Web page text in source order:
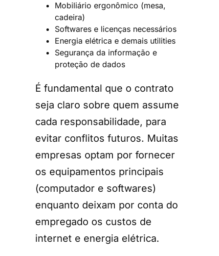
Mobiliário ergonômico (mesa,
cadeira)
Softwares e licenças necessários
Energia elétrica e demais utilities
Segurança da informação e
proteção de dados
É fundamental que o contrato
seja claro sobre quem assume
cada responsabilidade, para
evitar conflitos futuros. Muitas
empresas optam por fornecer
os equipamentos principais
(computador e softwares)
enquanto deixam por conta do
empregado os custos de
internet e energia elétrica.